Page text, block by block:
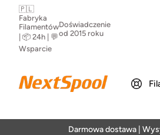
🇵🇱
Fabryka
Filamentów
| 📦 24h | 💬
Wsparcie
Doświadczenie
od 2015 roku
Darmowa dostawa | Wysyłka